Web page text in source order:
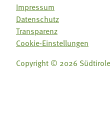
Impressum
Datenschutz
Transparenz
Cookie-Einstellungen
Copyright © 2026